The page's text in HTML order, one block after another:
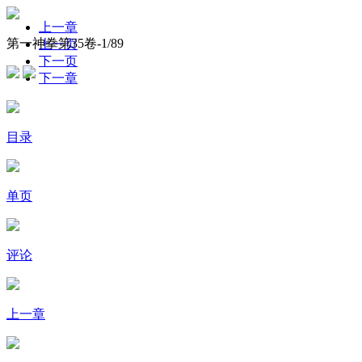
第一神拳第35卷-1/89
上一章
上一页
下一页
下一章
目录
单页
评论
上一章